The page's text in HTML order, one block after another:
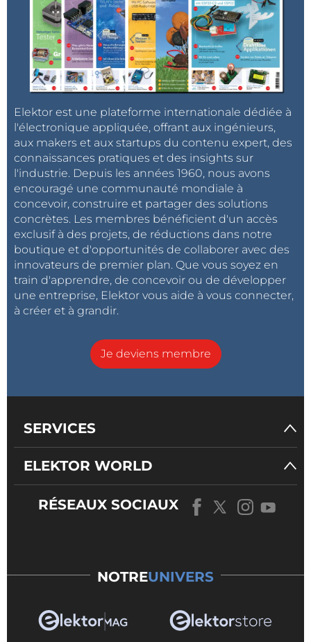
Elektor est une plateforme internationale dédiée à
l'électronique appliquée, offrant aux ingénieurs,
aux makers et aux startups du contenu expert, des
connaissances pratiques et des insights sur
l'industrie. Depuis les années 1960, nous avons
encouragé une communauté mondiale à
concevoir, construire et partager des solutions
concrètes. Les membres bénéficient d'un accès
exclusif à des projets, de réductions dans notre
boutique et d'opportunités de collaborer avec des
innovateurs de premier plan. Que vous soyez en
train d'apprendre, de concevoir ou de développer
une entreprise, Elektor vous aide à vous connecter,
à créer et à grandir.
Je deviens membre
SERVICES
ELEKTOR WORLD
RÉSEAUX SOCIAUX
NOTREUNIVERS